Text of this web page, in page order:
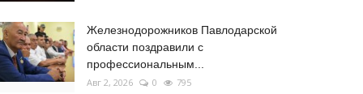
Железнодорожников Павлодарской
области поздравили с
профессиональным...
Авг 2, 2026 0 795